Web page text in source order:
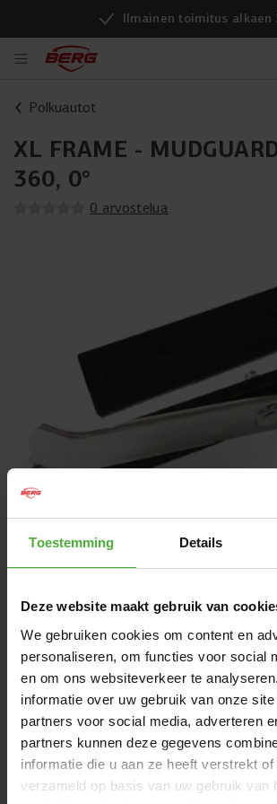
Toestemming Details
Deze website maakt gebruik van
We gebruiken cookies om content en
personaliseren, om functies voor social
en om ons websiteverkeer te
informatie over uw gebruik van onze
partners voor social media, adverteren
partners kunnen deze gegevens
informatie die u aan ze heeft verstrekt
verzameld op basis van uw gebruik van
Ilmainen toimitus alkaen
Polkuautot
XL FRAME -
360, 0°
0 arvostelua
1/ 1
50,99
Heti saatavilla
LISÄÄ OSTOSKORIIN
Ilmainen toimitus alkaen 50 €
Tänään tilattu, lähetetään
arkipäivänä (Milloin saapuu?)
Asiakkaidemme antama
9,2/10